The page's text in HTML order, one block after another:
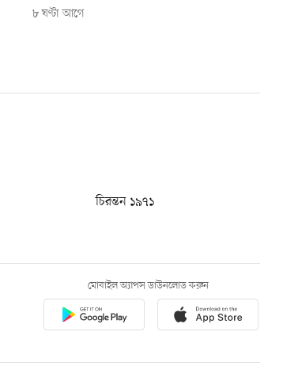
৮ ঘণ্টা আগে
চিরন্তন ১৯৭১
মোবাইল অ্যাপস ডাউনলোড করুন